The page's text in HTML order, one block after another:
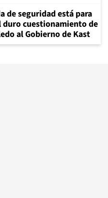
de seguridad está para
cuestionamiento de
al Gobierno de Kast